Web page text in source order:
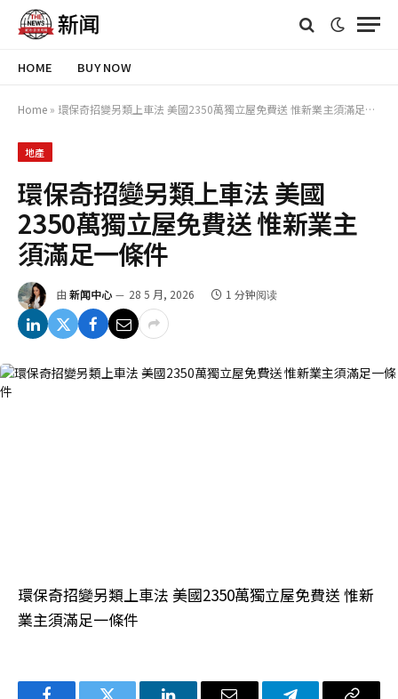
HOME BUY NOW
Home » 環保奇招變另類上車法 美國2350萬獨立屋免費送 惟新業主須滿足一條件
地產
環保奇招變另類上車法 美國
2350萬獨立屋免費送 惟新業主
須滿足一條件
由 新闻中心 28 5 月, 2026 1 分钟阅读
環保奇招變另類上車法 美國2350萬獨立屋免費送 惟新
業主須滿足一條件